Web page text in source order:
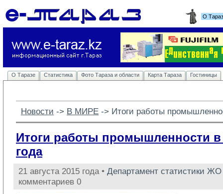
О
О Таразе Статистика Фото Тараза и области Карта Тараза Гостиницы
Новости -> В МИРЕ -> Итоги работы
Итоги работы промышленности в
года
21 августа 2015 года • Департамент статистики ЖО
комментариев 0